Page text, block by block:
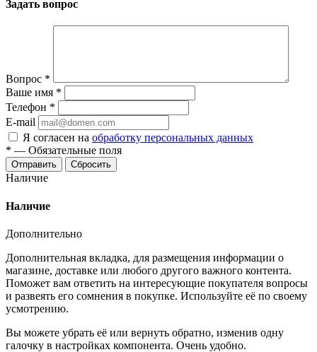
Задать вопрос
Вопрос *
Ваше имя *
Телефон *
E-mail
Я согласен на обработку персональных данных
* — Обязательные поля
Отправить Сбросить
Наличие
Наличие
Дополнительно
Дополнительная вкладка, для размещения информации о
магазине, доставке или любого другого важного контента.
Поможет вам ответить на интересующие покупателя вопросы
и развеять его сомнения в покупке. Используйте её по своему
усмотрению.
Вы можете убрать её или вернуть обратно, изменив одну
галочку в настройках компонента. Очень удобно.